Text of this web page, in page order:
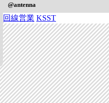
@antenna
回線営業 KSST